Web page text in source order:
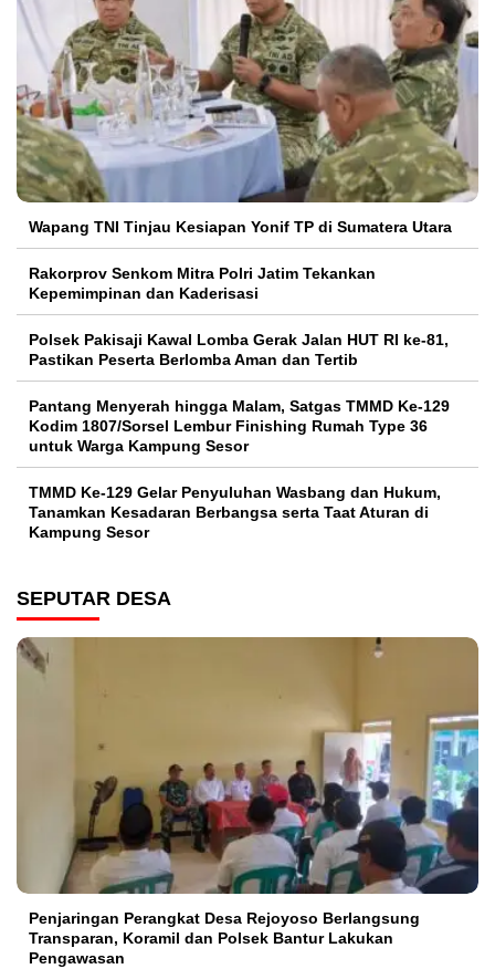
Wapang TNI Tinjau Kesiapan Yonif TP di Sumatera Utara
Rakorprov Senkom Mitra Polri Jatim Tekankan
Kepemimpinan dan Kaderisasi
Polsek Pakisaji Kawal Lomba Gerak Jalan HUT RI ke-81,
Pastikan Peserta Berlomba Aman dan Tertib
Pantang Menyerah hingga Malam, Satgas TMMD Ke-129
Kodim 1807/Sorsel Lembur Finishing Rumah Type 36
untuk Warga Kampung Sesor
TMMD Ke-129 Gelar Penyuluhan Wasbang dan Hukum,
Tanamkan Kesadaran Berbangsa serta Taat Aturan di
Kampung Sesor
SEPUTAR DESA
Penjaringan Perangkat Desa Rejoyoso Berlangsung
Transparan, Koramil dan Polsek Bantur Lakukan
Pengawasan